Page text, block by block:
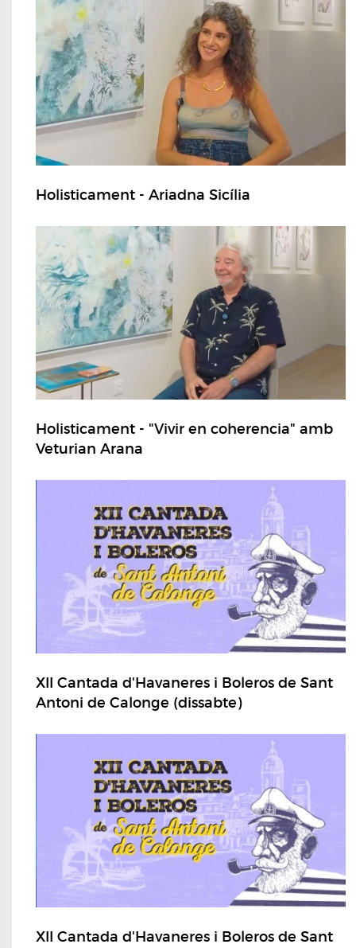
Holisticament - Ariadna Sicília
Holisticament - "Vivir en coherencia" amb
Veturian Arana
XII Cantada d'Havaneres i Boleros de Sant
Antoni de Calonge (dissabte)
XII Cantada d'Havaneres i Boleros de Sant